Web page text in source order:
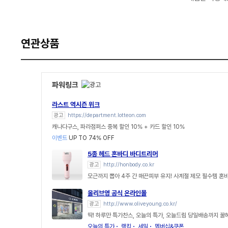
연관상품
파워링크
라스트 역시즌 위크
광고 https://department.lotteon.com
캐나다구스, 파라점퍼스 중복 할인 10% + 카드 할인 10%
이벤트 UP TO 74% OFF
5종 헤드 혼바디 바디트리머
광고 http://honbody.co.kr
모근까지 뽑아 4주 간 매끈피부 유지! 사계절 제모 필수템 혼
올리브영 공식 온라인몰
광고 http://www.oliveyoung.co.kr/
딱! 하루만 특가찬스, 오늘의 특가, 오늘드림 당일배송까지 꿀
오늘의 특가
랭킹 세일 멤버십&쿠폰